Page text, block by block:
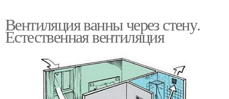
Вентиляция ванны через стену.
Естественная вентиляция